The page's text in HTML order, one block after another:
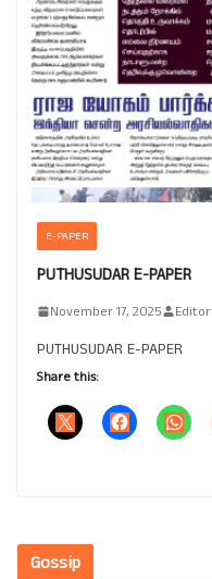
E-PAPER
PUTHUSUDAR E-PAPER
November 17, 2025 Editor
PUTHUSUDAR E-PAPER
Share this:
Gossip